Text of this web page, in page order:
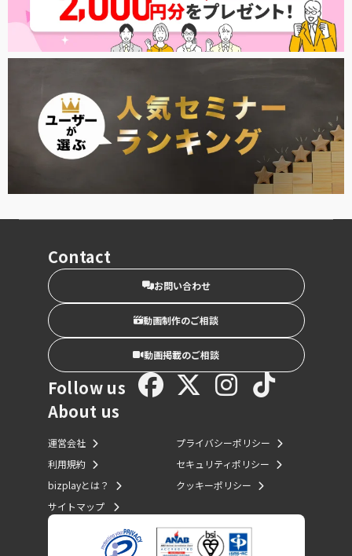
Contact
お問い合わせ
動画制作のご相談
動画掲載のご相談
Follow us
About us
運営会社
利用規約
bizplayとは？
サイトマップ
プライバシーポリシー
セキュリティポリシー
クッキーポリシー